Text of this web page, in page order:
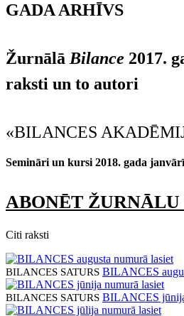
GADA ARHĪVS
ŽurnālāBilance 2017.
raksti un to autori
«BILANCES
Semināri un kursi 2018. gada janvārī
ABONĒT ŽURNĀLU
Citi raksti
BILANCES SATURS BILANCES
BILANCES SATURS BILANCES